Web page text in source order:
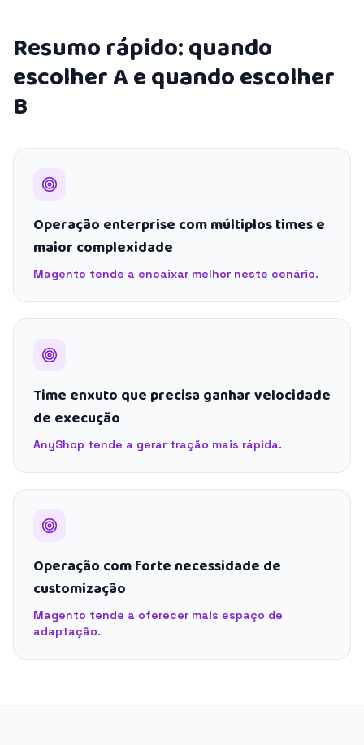
Resumo rápido: quando
escolher A e quando escolher
B
Operação enterprise com múltiplos times e
maior complexidade
Magento tende a encaixar melhor neste cenário.
Time enxuto que precisa ganhar velocidade
de execução
AnyShop tende a gerar tração mais rápida.
Operação com forte necessidade de
customização
Magento tende a oferecer mais espaço de
adaptação.